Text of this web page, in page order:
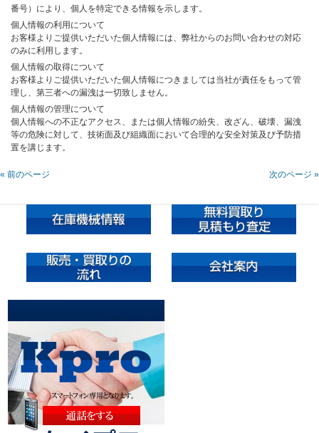
番号）により、個人を特定できる情報を示します。
個人情報の利用について
お客様よりご提供いただいた個人情報には、弊社からのお問い合わせの対応
のみに利用します。
個人情報の取得について
お客様よりご提供いただいた個人情報につきましては当社が責任をもって管
理し、第三者への漏洩は一切致しません。
個人情報の管理について
個人情報への不正なアクセス、または個人情報の紛失、改ざん、破壊、漏洩
等の危険に対して、技術面及び組織面において合理的な安全対策及び予防措
置を講じます。
« 前のページ 次のページ »